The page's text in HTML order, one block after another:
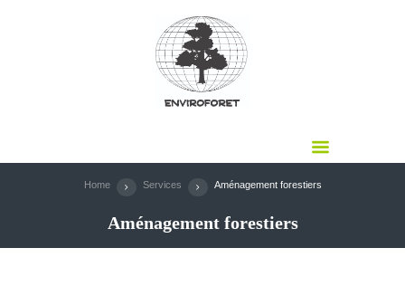
Home Services Aménagement forestiers
Aménagement forestiers